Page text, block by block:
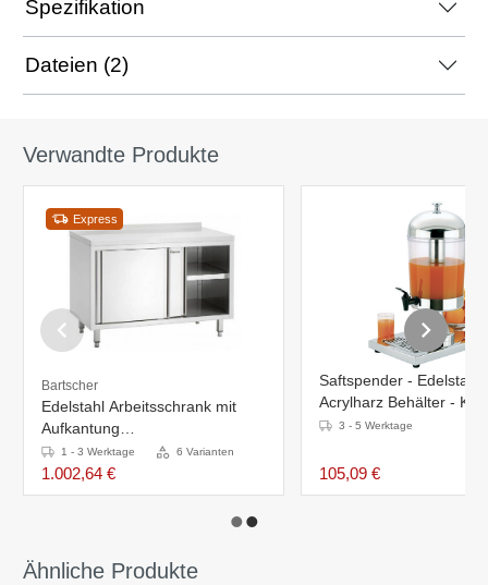
Spezifikation
Dateien (2)
Verwandte Produkte
Express
Bartscher
Edelstahl Arbeitsschrank mit
Aufkantung
1600x700(H)x850mm
1 - 3 Werktage 6 Varianten
1.002,64 €
Saftspender - Edelstahl
Acrylharz Behälter -
durch Edelstahl Rohr -
3 - 5 Werktage
105,09 €
Ähnliche Produkte